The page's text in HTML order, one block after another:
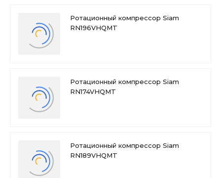
Ротационный компрессор Siam
RN196VHQMT
Ротационный компрессор Siam
RN174VHQMT
Ротационный компрессор Siam
RN189VHQMT